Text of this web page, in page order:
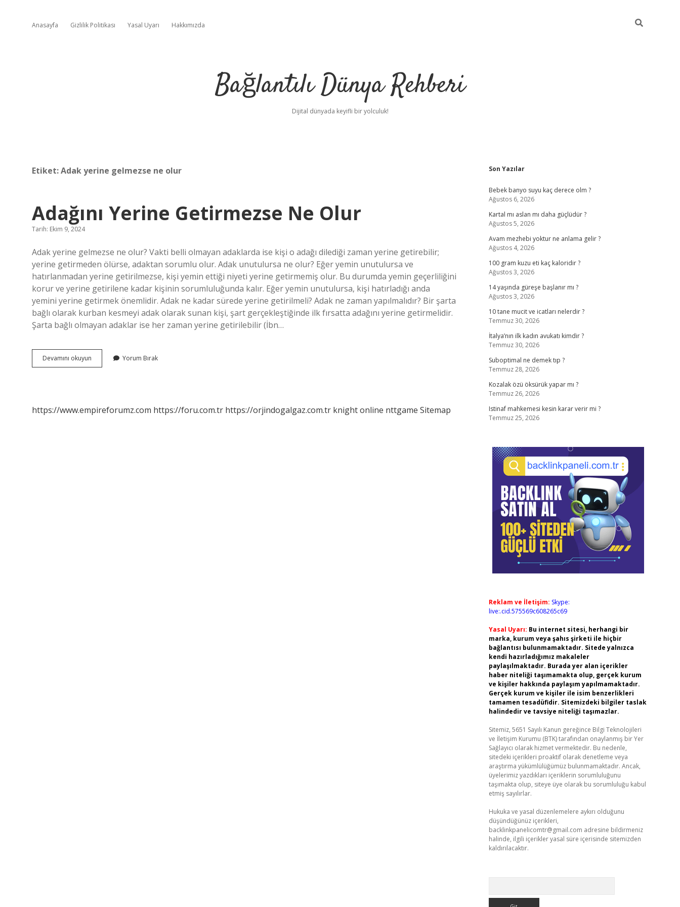
Anasayfa Gizlilik Politikası Yasal Uyarı Hakkımızda
Bağlantılı Dünya Rehberi
Dijital dünyada keyifli bir yolculuk!
Etiket:Adak yerine gelmezse ne olur
Adağını Yerine Getirmezse Ne Olur
Tarih: Ekim 9, 2024
Adak yerine gelmezse ne olur? Vakti belli olmayan adaklarda ise kişi o adağı dilediği zaman yerine getirebilir;
yerine getirmeden ölürse, adaktan sorumlu olur. Adak unutulursa ne olur? Eğer yemin unutulursa ve
hatırlanmadan yerine getirilmezse, kişi yemin ettiği niyeti yerine getirmemiş olur. Bu durumda yemin geçerliliğini
korur ve yerine getirilene kadar kişinin sorumluluğunda kalır. Eğer yemin unutulursa, kişi hatırladığı anda
yemini yerine getirmek önemlidir. Adak ne kadar sürede yerine getirilmeli? Adak ne zaman yapılmalıdır? Bir şarta
bağlı olarak kurban kesmeyi adak olarak sunan kişi, şart gerçekleştiğinde ilk fırsatta adağını yerine getirmelidir.
Şarta bağlı olmayan adaklar ise her zaman yerine getirilebilir (İbn…
Devamını okuyun
Yerine
Yorum Bırak
https://www.empireforumz.com https://foru.com.tr https://orjindogalgaz.com.tr knight online nttgame Sitemap
Sidebar
Son Yazılar
Bebek banyo suyu kaç derece olm ?
Ağustos 6, 2026
Kartal mı aslan mı daha güçlüdür ?
Ağustos 5, 2026
Avam mezhebi yoktur ne anlama gelir ?
Ağustos 4, 2026
100 gram kuzu eti kaç kaloridir ?
Ağustos 3, 2026
14 yaşında güreşe başlanır mı ?
Ağustos 3, 2026
10 tane mucit ve icatları nelerdir ?
Temmuz 30, 2026
İtalya’nın ilk kadın avukatı kimdir ?
Temmuz 30, 2026
Suboptimal ne demek tıp ?
Temmuz 28, 2026
Kozalak özü öksürük yapar mı ?
Temmuz 26, 2026
Istinaf mahkemesi kesin karar verir mi ?
Temmuz 25, 2026
Reklam ve İletişim: Skype:
live:.cid.575569c608265c69
Yasal Uyarı: Bu internet sitesi, herhangi bir
marka, kurum veya şahıs şirketi ile hiçbir
bağlantısı bulunmamaktadır. Sitede yalnızca
kendi hazırladığımız makaleler
paylaşılmaktadır. Burada yer alan içerikler
haber niteliği taşımamakta olup, gerçek kurum
ve kişiler hakkında paylaşım yapılmamaktadır.
Gerçek kurum ve kişiler ile isim benzerlikleri
tamamen tesadüfidir. Sitemizdeki bilgiler taslak
halindedir ve tavsiye niteliği taşımazlar.
Sitemiz, 5651 Sayılı Kanun gereğince Bilgi Teknolojileri
ve İletişim Kurumu (BTK) tarafından onaylanmış bir Yer
Sağlayıcı olarak hizmet vermektedir. Bu nedenle,
sitedeki içerikleri proaktif olarak denetleme veya
araştırma yükümlülüğümüz bulunmamaktadır. Ancak,
üyelerimiz yazdıkları içeriklerin sorumluluğunu
taşımakta olup, siteye üye olarak bu sorumluluğu kabul
etmiş sayılırlar.
Hukuka ve yasal düzenlemelere aykırı olduğunu
düşündüğünüz içerikleri,
backlinkpanelicomtr@gmail.com adresine bildirmeniz
halinde, ilgili içerikler yasal süre içerisinde sitemizden
kaldırılacaktır.
deneme bonusu veren bahis siteleri